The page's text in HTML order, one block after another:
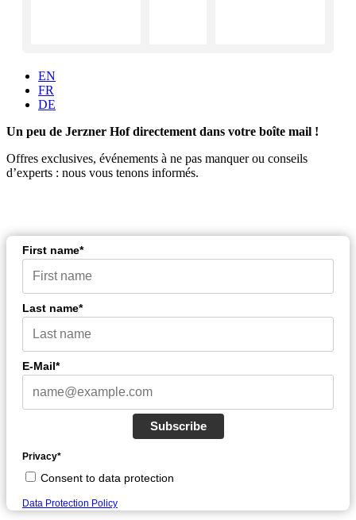
EN
FR
DE
Un peu de Jerzner Hof directement dans votre boîte mail !
Offres exclusives, événements à ne pas manquer ou conseils
d’experts : nous vous tenons informés.
First name*
Last name*
E-Mail*
Subscribe
Privacy*
Consent to data protection
Data Protection Policy